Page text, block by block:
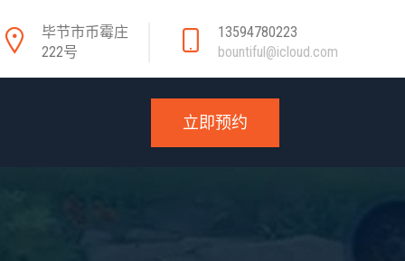
毕节市币霉庄
222号
13594780223
bountiful@icloud.com
立即预约